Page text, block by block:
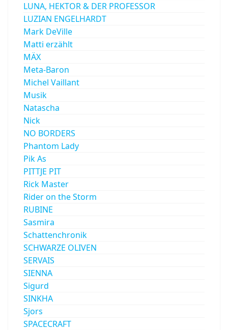
LUNA, HEKTOR & DER PROFESSOR
LUZIAN ENGELHARDT
Mark DeVille
Matti erzählt
MÄX
Meta-Baron
Michel Vaillant
Musik
Natascha
Nick
NO BORDERS
Phantom Lady
Pik As
PITTJE PIT
Rick Master
Rider on the Storm
RUBINE
Sasmira
Schattenchronik
SCHWARZE OLIVEN
SERVAIS
SIENNA
Sigurd
SINKHA
Sjors
SPACECRAFT